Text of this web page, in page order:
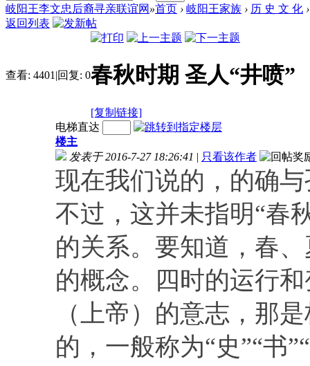
岐阳王李文忠后裔寻亲联谊网 »首页 › 岐阳王家族 › 历 史 文 化 ›
返回列表
查看: 4401 |回复: 0春秋时期 圣人“井喷”
[复制链接]
电梯直达
楼主
发表于 2016-7-27 18:26:41 | 只看该作者
现在我们说的，的确
不过，这并未指明“春
的关系。要知道，春
的概念。四时的运行
（上帝）的意志，那
的，一般称为“史”“书